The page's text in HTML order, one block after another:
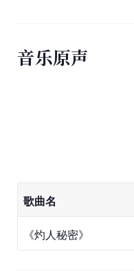
音乐原声
歌曲名
《灼人秘密》